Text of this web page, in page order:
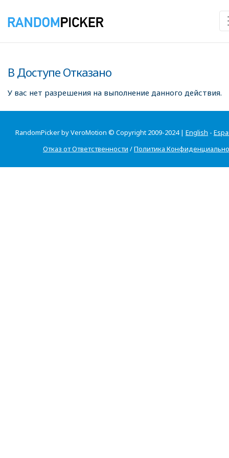
В Доступе Отказано
У вас нет разрешения на выполнение данного действия.
RandomPicker by VeroMotion © Copyright 2009-2024 | English -
Отказ от Ответственности /Политика